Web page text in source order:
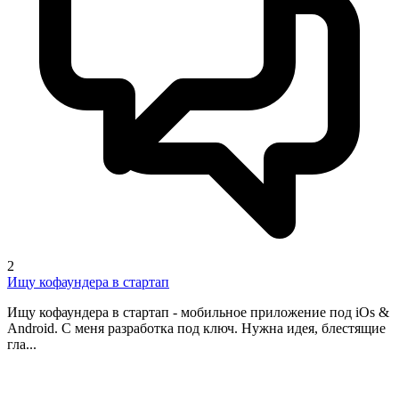
2
Ищу кофаундера в стартап
Ищу кофаундера в стартап - мобильное приложение под iOs &
Android. С меня разработка под ключ. Нужна идея, блестящие
гла...